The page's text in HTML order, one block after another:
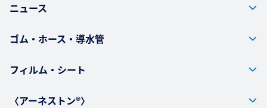
ニュース
ゴム・ホース・導水管
フィルム・シート
〈アーネストン®〉